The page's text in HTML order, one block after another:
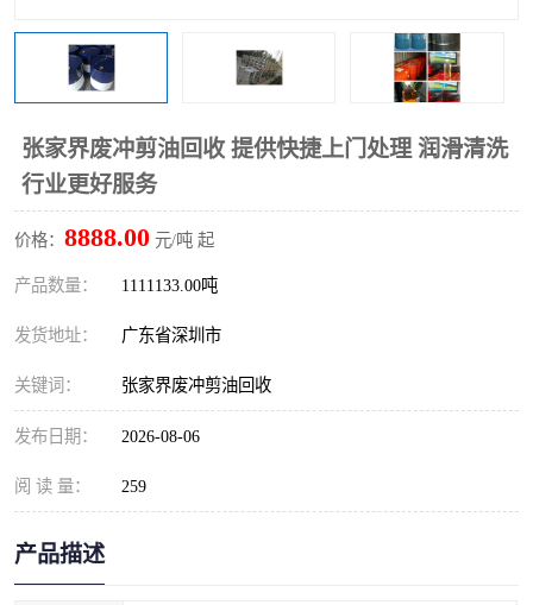
张家界废冲剪油回收 提供快捷上门处理 润滑清洗
行业更好服务
价格： 8888.00 元/吨 起
产品数量： 1111133.00吨
发货地址： 广东省深圳市
关键词： 张家界废冲剪油回收
发布日期： 2026-08-06
阅 读 量： 259
产品描述